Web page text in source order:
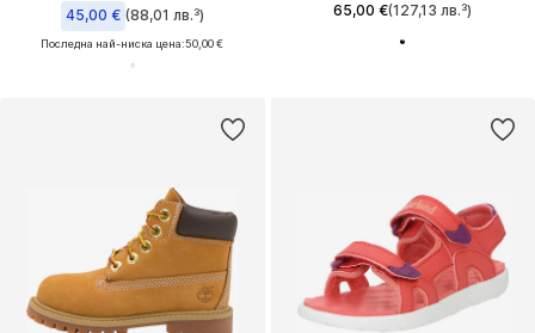
45,00 € (88,01 лв.³)
Последна най-ниска цена:50,00 €
65,00 €(127,13 лв.³)